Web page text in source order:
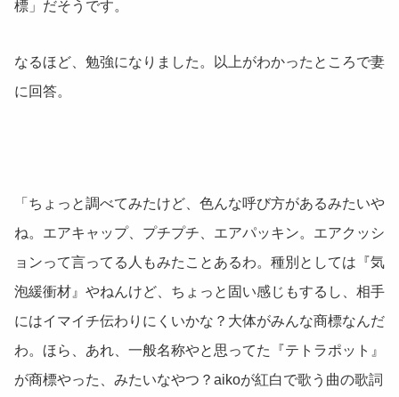
標」だそうです。
なるほど、勉強になりました。以上がわかったところで妻
に回答。
「ちょっと調べてみたけど、色んな呼び方があるみたいや
ね。エアキャップ、プチプチ、エアパッキン。エアクッシ
ョンって言ってる人もみたことあるわ。種別としては『気
泡緩衝材』やねんけど、ちょっと固い感じもするし、相手
にはイマイチ伝わりにくいかな？大体がみんな商標なんだ
わ。ほら、あれ、一般名称やと思ってた『テトラポット』
が商標やった、みたいなやつ？aikoが紅白で歌う曲の歌詞